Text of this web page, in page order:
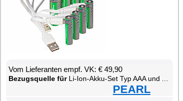
Vom Lie­fe­ran­ten empf. VK: € 49,90
Be­zugs­quel­le fürLi-Ion-Ak­ku-Set Typ AAA und AA, mit USB-C-La­de­funk­ti­on
PEARL